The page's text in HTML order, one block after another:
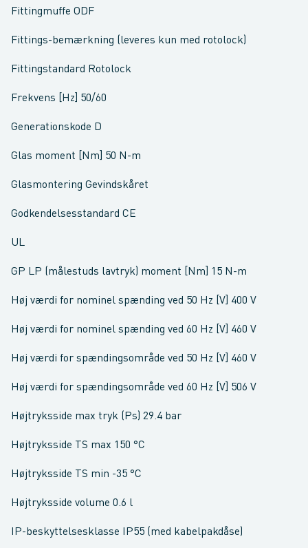
Fittingmuffe ODF
Fittings-bemærkning (leveres kun med rotolock)
Fittingstandard Rotolock
Frekvens [Hz] 50/60
Generationskode D
Glas moment [Nm] 50 N-m
Glasmontering Gevindskåret
Godkendelsesstandard CE
UL
GP LP (målestuds lavtryk) moment [Nm] 15 N-m
Høj værdi for nominel spænding ved 50 Hz [V] 400 V
Høj værdi for nominel spænding ved 60 Hz [V] 460 V
Høj værdi for spændingsområde ved 50 Hz [V] 460 V
Høj værdi for spændingsområde ved 60 Hz [V] 506 V
Højtryksside max tryk (Ps) 29.4 bar
Højtryksside TS max 150 °C
Højtryksside TS min -35 °C
Højtryksside volume 0.6 l
IP-beskyttelsesklasse IP55 (med kabelpakdåse)